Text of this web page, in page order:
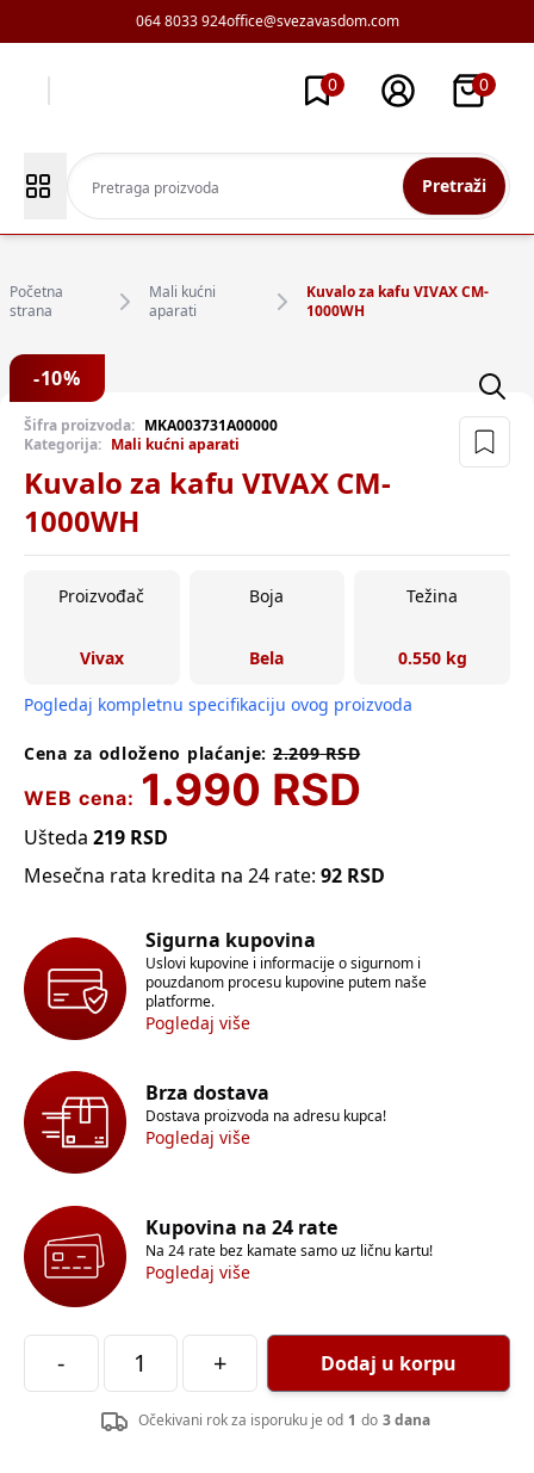
064 8033 924office@svezavasdom.com
0 0
Pretraži
Početna
strana
Mali kućni
aparati
Kuvalo za kafu VIVAX CM-
1000WH
-10%
Šifra proizvoda: MKA003731A00000
Kategorija: Mali kućni aparati
Kuvalo za kafu VIVAX CM-
1000WH
Proizvođač
Vivax
Boja
Bela
Težina
0.550 kg
Pogledaj kompletnu specifikaciju ovog proizvoda
Cena za odloženo plaćanje: 2.209RSD
WEB cena: 1.990 RSD
Ušteda 219 RSD
Mesečna rata kredita na 24 rate: 92 RSD
Sigurna kupovina
Uslovi kupovine i informacije o sigurnom i
pouzdanom procesu kupovine putem naše
platforme.
Pogledaj više
Brza dostava
Dostava proizvoda na adresu kupca!
Pogledaj više
Kupovina na 24 rate
Na 24 rate bez kamate samo uz ličnu kartu!
Pogledaj više
- + Dodaj u korpu
Očekivani rok za isporuku je od 1 do 3 dana